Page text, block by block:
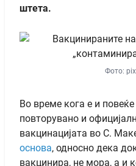
штета.
Фото:
Во време кога е и
повторувано и
вакцинацијата во С.
основа, односно дека
вакцинира, не мора, а и